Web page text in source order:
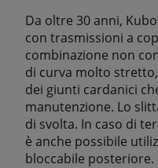
Da oltre 30 anni,
con trasmissioni a
combinazione non
di curva molto
dei giunti cardanici
manutenzione. Lo
di svolta. In caso di
è anche possibile
bloccabile posteriore.